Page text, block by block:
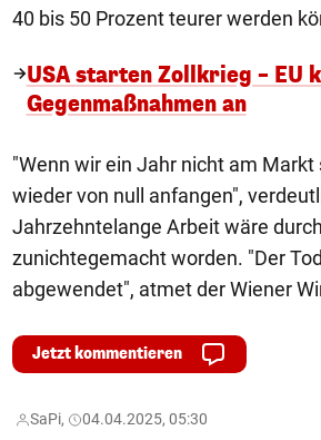
40 bis 50 Prozent teurer werden
USA starten Zollkrieg – EU
Gegenmaßnahmen an
"Wenn wir ein Jahr nicht am
wieder von null anfangen",
Jahrzehntelange Arbeit wäre
zunichtegemacht worden. "Der
abgewendet", atmet der Wiener
Jetzt kommentieren
SaPi, 04.04.2025, 05:30